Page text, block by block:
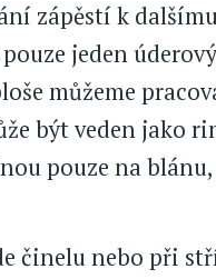
zápěstí k
jeden
můžeme
být veden jako
pouze na
činelu nebo při